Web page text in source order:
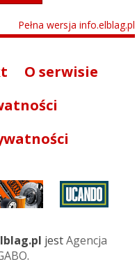
Pełna wersja info.elblag.pl
O serwisie
jestAgencja
.